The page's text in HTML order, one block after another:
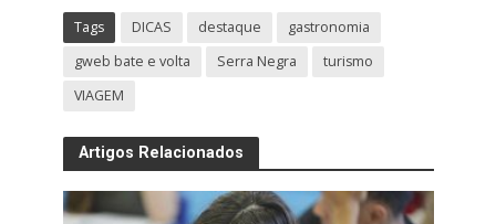
Tags DICAS destaque
gastronomia
gweb bate e volta
Serra Negra
turismo
VIAGEM
Artigos Relacionados